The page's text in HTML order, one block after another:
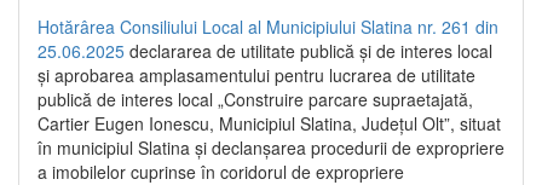
Hotărârea Consiliului Local al Municipiului Slatina nr. 261 din
25.06.2025 declararea de utilitate publică și de interes local
și aprobarea amplasamentului pentru lucrarea de utilitate
publică de interes local „Construire parcare supraetajată,
Cartier Eugen Ionescu, Municipiul Slatina, Județul Olt”, situat
în municipiul Slatina și declanșarea procedurii de expropriere
a imobilelor cuprinse în coridorul de expropriere